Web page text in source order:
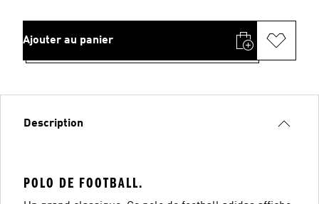
Ajouter au panier
Description
POLO DE FOOTBALL.